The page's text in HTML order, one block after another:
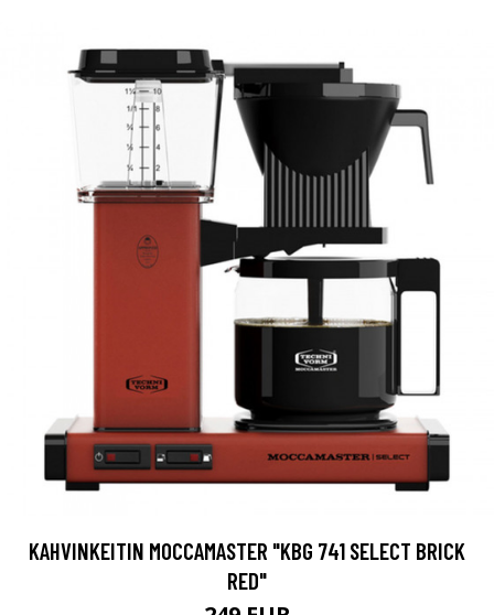
KAHVINKEITIN MOCCAMASTER "KBG 741 SELECT BRICK
RED"